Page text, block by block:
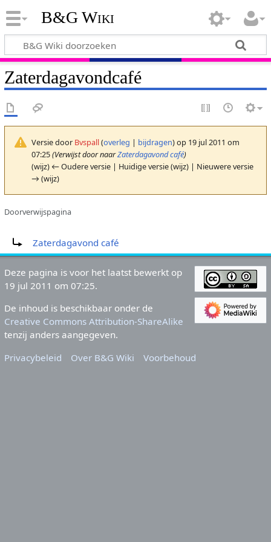
B&G Wiki
Zaterdagavondcafé
Versie door Bvspall(overleg | bijdragen)op 19 jul 2011 om
07:25(Verwijst door naarZaterdagavond café)
(wijz) ← Oudere versie | Huidige versie (wijz) | Nieuwere versie
→ (wijz)
Doorverwijspagina
Zaterdagavond café
Deze pagina is voor het laatst bewerkt op
19 jul 2011 om 07:25.
De inhoud is beschikbaar onder de
Creative Commons Attribution-ShareAlike
tenzij anders aangegeven.
Privacybeleid
Over B&G Wiki Voorbehoud